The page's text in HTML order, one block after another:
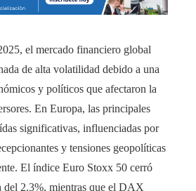
el mercado financiero global
de alta volatilidad debido a una
y políticos que afectaron la
En Europa, las principales
significativas, influenciadas por
y tensiones geopolíticas
El índice Euro Stoxx 50 cerró
del 2.3%, mientras que el DAX